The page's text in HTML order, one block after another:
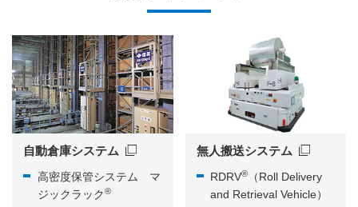
自動倉庫システム
高密度保管システム マ
ジックラック®
無人搬送システム
RDRV®
（Roll Delivery
and Retrieval Vehicle）